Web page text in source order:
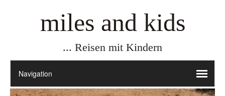
miles and kids
... Reisen mit Kindern